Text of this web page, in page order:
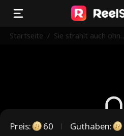
Startseite / Sie strahlt auch ohne
Preis: 60 Guthaben: